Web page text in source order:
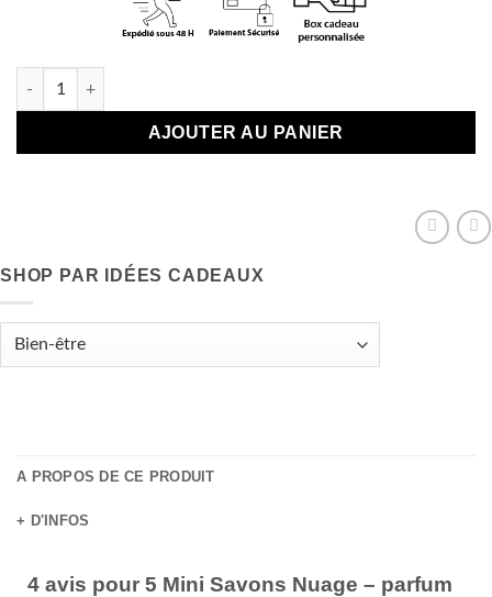
quantité de 5 Mini Savons Nuage - parfum guimauve
AJOUTER AU PANIER
SHOP PAR IDÉES CADEAUX
A PROPOS DE CE PRODUIT
+ D'INFOS
4 avis pour 5 Mini Savons Nuage – parfum